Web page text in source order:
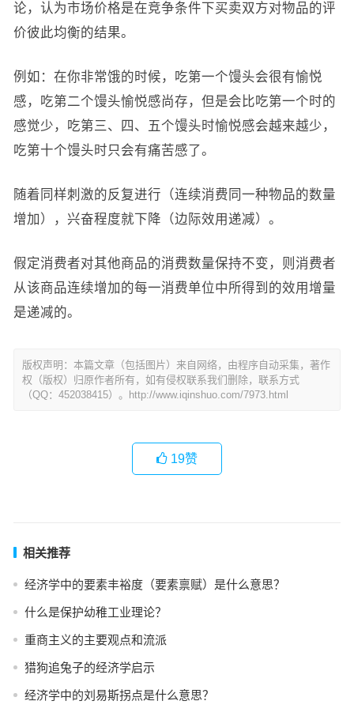
论，认为市场价格是在竞争条件下买卖双方对物品的评
价彼此均衡的结果。
例如：在你非常饿的时候，吃第一个馒头会很有愉悦
感，吃第二个馒头愉悦感尚存，但是会比吃第一个时的
感觉少，吃第三、四、五个馒头时愉悦感会越来越少，
吃第十个馒头时只会有痛苦感了。
随着同样刺激的反复进行（连续消费同一种物品的数量
增加），兴奋程度就下降（边际效用递减）。
假定消费者对其他商品的消费数量保持不变，则消费者
从该商品连续增加的每一消费单位中所得到的效用增量
是递减的。
版权声明：本篇文章（包括图片）来自网络，由程序自动采集，著作
权（版权）归原作者所有，如有侵权联系我们删除，联系方式
（QQ：452038415）。http://www.iqinshuo.com/7973.html
19赞
相关推荐
经济学中的要素丰裕度（要素禀赋）是什么意思？
什么是保护幼稚工业理论？
重商主义的主要观点和流派
猎狗追兔子的经济学启示
经济学中的刘易斯拐点是什么意思？